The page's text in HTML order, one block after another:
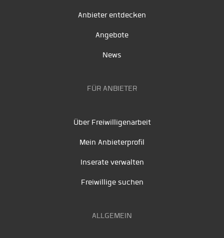
Anbieter entdecken
Angebote
News
FÜR ANBIETER
Über Freiwilligenarbeit
Mein Anbieterprofil
Inserate verwalten
Freiwillige suchen
ALLGEMEIN